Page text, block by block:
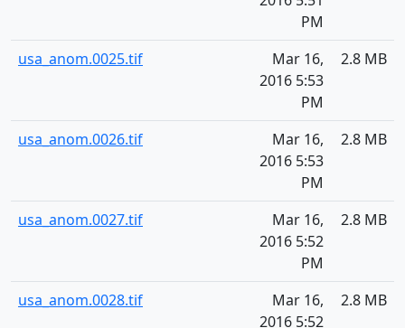
PM
usa_anom.0025.tif
Mar 16,
2016 5:53
PM
2.8 MB
usa_anom.0026.tif
Mar 16,
2016 5:53
PM
2.8 MB
usa_anom.0027.tif
Mar 16,
2016 5:52
PM
2.8 MB
usa_anom.0028.tif
Mar 16,
2016 5:52
2.8 MB